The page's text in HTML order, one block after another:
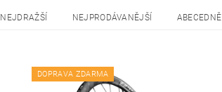
NEJDRAŽŠÍ NEJPRODÁVANĚJŠÍ ABECEDNĚ
DOPRAVA ZDARMA